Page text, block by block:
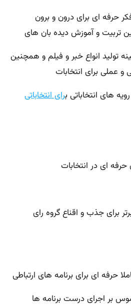
حرفه ای برای درون و برون
تربیت و آموزش دیده بان های
تولید انواع خبر و فیلم و همچنین
عملی برای انتخابات
رای انتخاباتی
برای جذب و اقناع گروه رای